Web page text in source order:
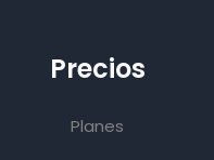
Precios
Planes